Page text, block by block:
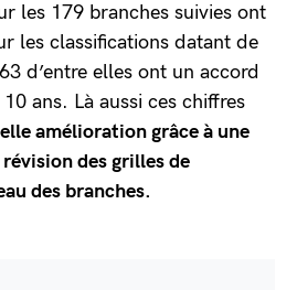
les 179 branches suivies ont
les classifications datant de
d’entre elles ont un accord
ans. Là aussi ces chiffres
amélioration grâce à une
des grilles de
des branches.